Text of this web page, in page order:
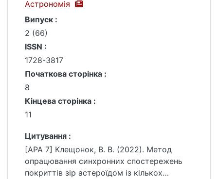
Астрономія
Випуск :
2 (66)
ISSN :
1728-3817
Початкова сторінка :
8
Кінцева сторінка :
11
Цитування :
[APA 7] Клещонок, В. В. (2022). Метод
опрацювання синхронних спостережень
покриттів зір астероїдом із кількох